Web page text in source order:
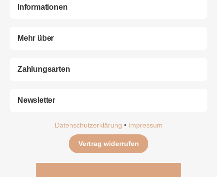
Informationen
Mehr über
Zahlungsarten
Newsletter
Datenschutzerklärung • Impressum
Vertrag widerrufen